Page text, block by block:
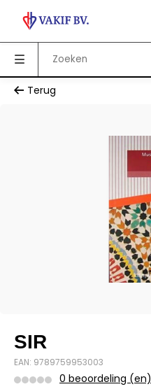
Terug
SIR
EAN: 9789759953003
0 beoordeling (en)